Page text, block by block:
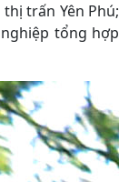
trấn Yên Phú;
tổng hợp